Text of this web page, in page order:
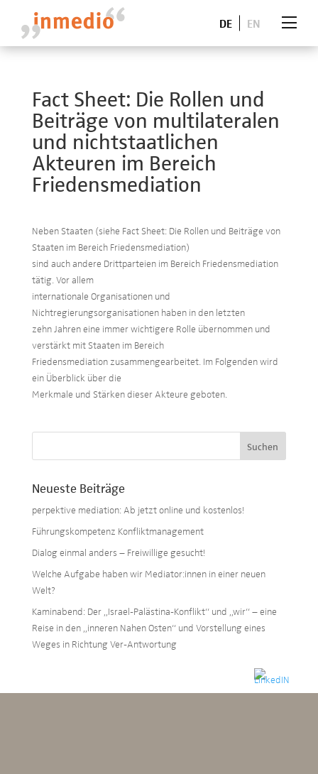
DE EN
Fact Sheet: Die Rollen und
Beiträge von multilateralen
und nichtstaatlichen
Akteuren im Bereich
Friedensmediation
Neben Staaten (siehe Fact Sheet: Die Rollen und Beiträge von
Staaten im Bereich Friedensmediation)
sind auch andere Drittparteien im Bereich Friedensmediation
tätig. Vor allem
internationale Organisationen und
Nichtregierungsorganisationen haben in den letzten
zehn Jahren eine immer wichtigere Rolle übernommen und
verstärkt mit Staaten im Bereich
Friedensmediation zusammengearbeitet. Im Folgenden wird
ein Überblick über die
Merkmale und Stärken dieser Akteure geboten.
Neueste Beiträge
perpektive mediation: Ab jetzt online und kostenlos!
Führungskompetenz Konfliktmanagement
Dialog einmal anders – Freiwillige gesucht!
Welche Aufgabe haben wir Mediator:innen in einer neuen
Welt?
Kaminabend: Der „Israel-Palästina-Konflikt“ und „wir“ – eine
Reise in den „inneren Nahen Osten“ und Vorstellung eines
Weges in Richtung Ver-Antwortung